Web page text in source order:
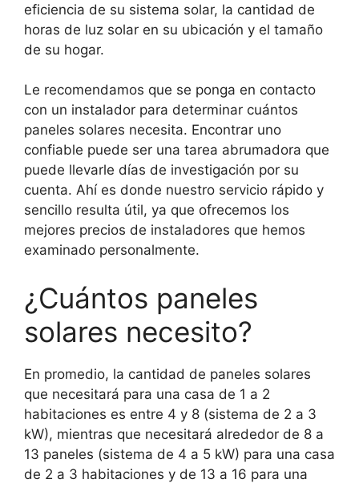
eficiencia de su sistema solar, la cantidad de
horas de luz solar en su ubicación y el tamaño
de su hogar.
Le recomendamos que se ponga en contacto
con un instalador para determinar cuántos
paneles solares necesita. Encontrar uno
confiable puede ser una tarea abrumadora que
puede llevarle días de investigación por su
cuenta. Ahí es donde nuestro servicio rápido y
sencillo resulta útil, ya que ofrecemos los
mejores precios de instaladores que hemos
examinado personalmente.
¿Cuántos paneles
solares necesito?
En promedio, la cantidad de paneles solares
que necesitará para una casa de 1 a 2
habitaciones es entre 4 y 8 (sistema de 2 a 3
kW), mientras que necesitará alrededor de 8 a
13 paneles (sistema de 4 a 5 kW) para una casa
de 2 a 3 habitaciones y de 13 a 16 para una